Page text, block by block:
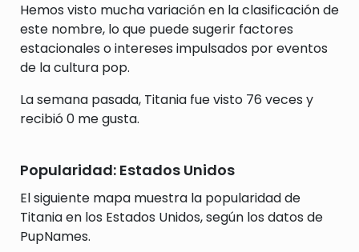
Hemos visto mucha variación en la clasificación de
este nombre, lo que puede sugerir factores
estacionales o intereses impulsados por eventos
de la cultura pop.
La semana pasada, Titania fue visto 76 veces y
recibió 0 me gusta.
Popularidad: Estados Unidos
El siguiente mapa muestra la popularidad de
Titania en los Estados Unidos, según los datos de
PupNames.